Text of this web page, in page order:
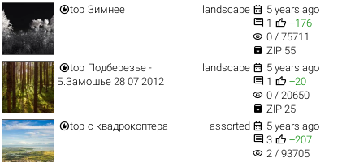
top Зимнее landscape  5 years ago
 1  +176
visibility 0 / 75711
 ZIP 55
top Подберезье -
Б.Замошье 28 07 2012
landscape  5 years ago
 1  +20
visibility 0 / 20650
 ZIP 25
top с квадрокоптера assorted  5 years ago
 3  +207
visibility 2 / 93705